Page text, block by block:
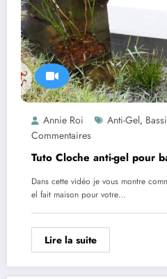
Annie Roi Anti-Gel,
Commentaires
Tuto Cloche anti-gel pour
Dans cette vidéo je vous montre
el fait maison pour votre…
Lire la suite